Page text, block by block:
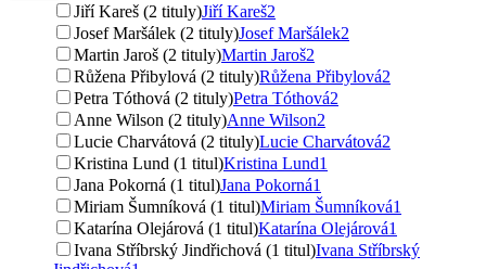
Jiří Kareš (2 tituly)Jiří Kareš2
Josef Maršálek (2 tituly)Josef Maršálek2
Martin Jaroš (2 tituly)Martin Jaroš2
Růžena Přibylová (2 tituly)Růžena Přibylová2
Petra Tóthová (2 tituly)Petra Tóthová2
Anne Wilson (2 tituly)Anne Wilson2
Lucie Charvátová (2 tituly)Lucie Charvátová2
Kristina Lund (1 titul)Kristina Lund1
Jana Pokorná (1 titul)Jana Pokorná1
Miriam Šumníková (1 titul)Miriam Šumníková1
Katarína Olejárová (1 titul)Katarína Olejárová1
Ivana Stříbrský Jindřichová (1 titul)Ivana Stříbrský